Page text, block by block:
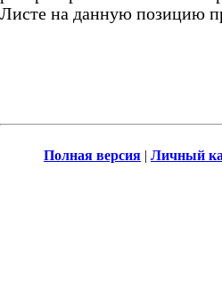
Листе на данную позицию
Полная версия | Личный